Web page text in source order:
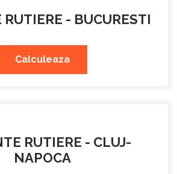
- BUCURESTI
Calculeaza
RUTIERE - CLUJ-
NAPOCA